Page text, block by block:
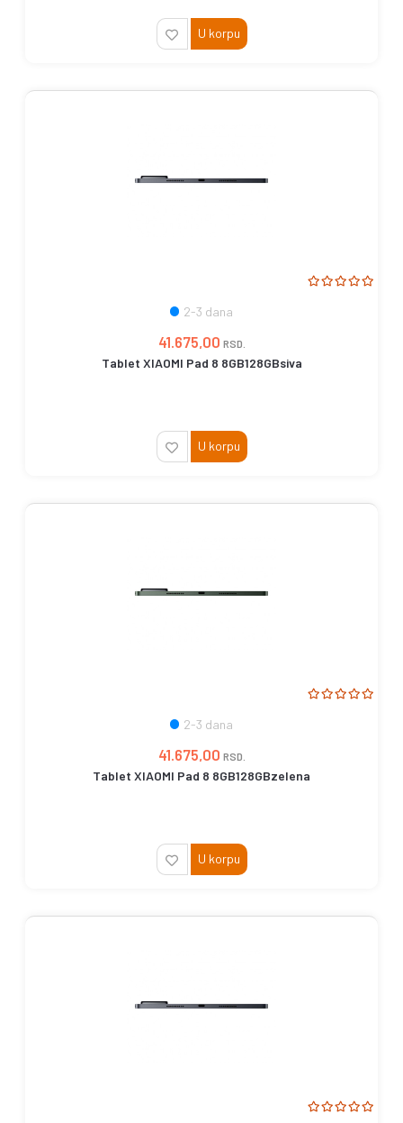
U korpu
2-3 dana
41.675,00 RSD.
Tablet XIAOMI Pad 8 8GB128GBsiva
U korpu
2-3 dana
41.675,00 RSD.
Tablet XIAOMI Pad 8 8GB128GBzelena
U korpu